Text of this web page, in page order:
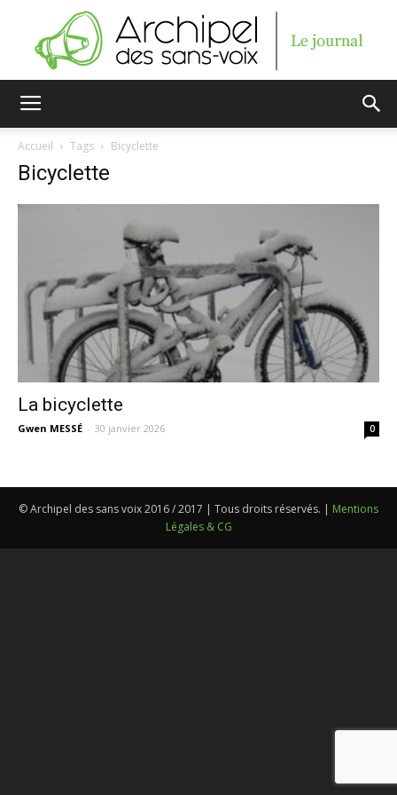
sans-
voix
Accueil Tags Bicyclette
Bicyclette
La bicyclette
Gwen MESSÉ - 30 janvier 2026 0
© Archipel des sans voix 2016 / 2017 | Tous droits réservés. | Mentions
Légales & CG